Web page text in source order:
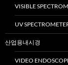
VISIBLE
UV
산업용내시경
VIDEO